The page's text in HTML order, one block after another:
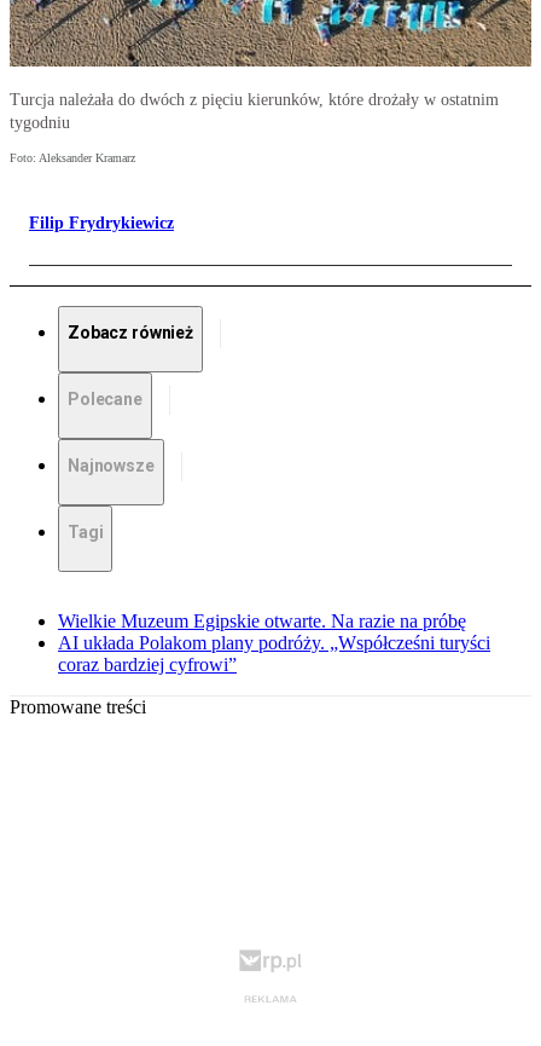
Turcja należała do dwóch z pięciu kierunków, które drożały w ostatnim
tygodniu
Foto: Aleksander Kramarz
Filip Frydrykiewicz
Zobacz również
Polecane
Najnowsze
Tagi
Wielkie Muzeum Egipskie otwarte. Na razie na próbę
AI układa Polakom plany podróży. „Współcześni turyści
coraz bardziej cyfrowi”
Promowane treści